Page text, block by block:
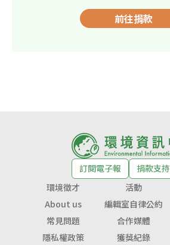
前往捐款
訂閱電子報
捐款支持
環境徵才
活動
About us
編輯室自律公約
常見問題
合作媒體
隱私權政策
獲獎紀錄